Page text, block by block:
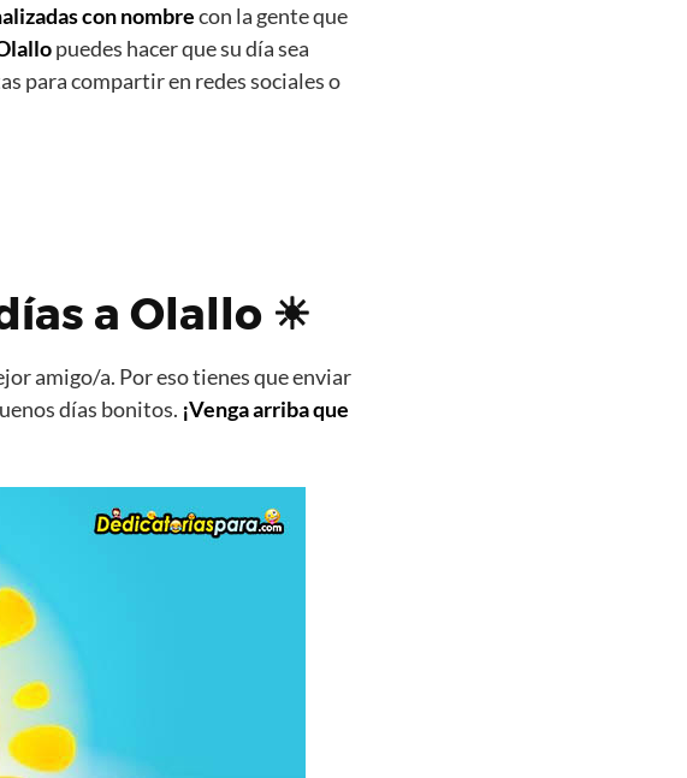
con nombrecon la gente que
puedes hacer que su día sea
para compartir en redes sociales o
a Olallo ☀
amigo/a. Por eso tienes que enviar
días bonitos. ¡Venga arriba que